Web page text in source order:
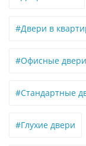
#Двери в
#Офисные двери
#Стандартные
#Глухие двери